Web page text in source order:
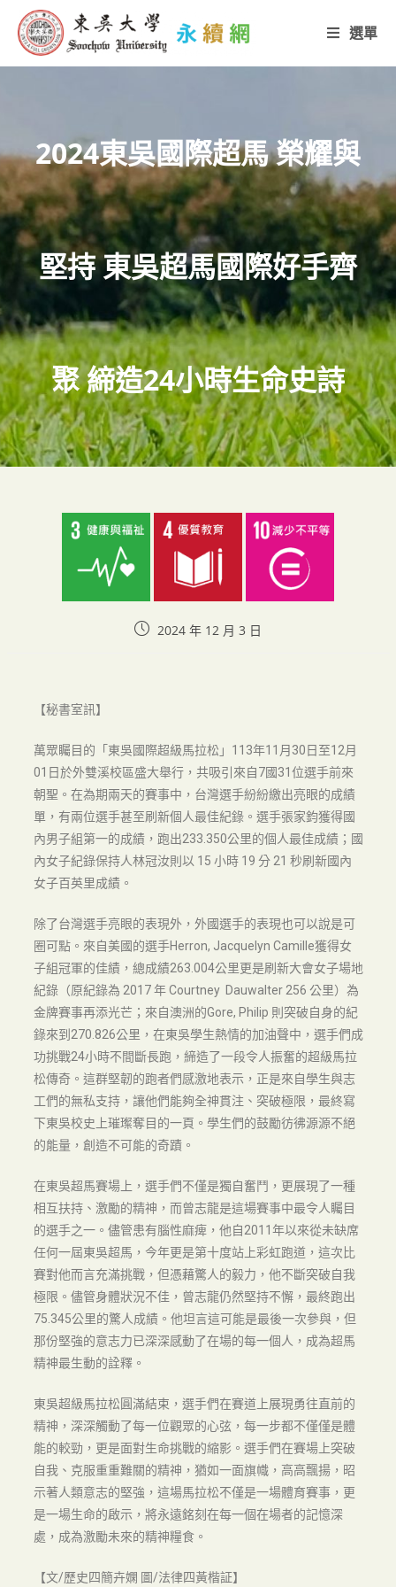
選單
2024東吳國際超馬 榮耀與
堅持 東吳超馬國際好手齊
聚 締造24小時生命史詩
2024 年 12 月 3 日
【秘書室訊】
萬眾矚目的「東吳國際超級馬拉松」113年11月30日至12月
01日於外雙溪校區盛大舉行，共吸引來自7國31位選手前來
朝聖。在為期兩天的賽事中，台灣選手紛紛繳出亮眼的成績
單，有兩位選手甚至刷新個人最佳紀錄。選手張家鈞獲得國
內男子組第一的成績，跑出233.350公里的個人最佳成績；國
內女子紀錄保持人林冠汝則以 15 小時 19 分 21 秒刷新國內
女子百英里成績。
除了台灣選手亮眼的表現外，外國選手的表現也可以說是可
圈可點。來自美國的選手Herron, Jacquelyn Camille獲得女
子組冠軍的佳績，總成績263.004公里更是刷新大會女子場地
紀錄（原紀錄為 2017 年 Courtney Dauwalter 256 公里）為
金牌賽事再添光芒；來自澳洲的Gore, Philip 則突破自身的紀
錄來到270.826公里，在東吳學生熱情的加油聲中，選手們成
功挑戰24小時不間斷長跑，締造了一段令人振奮的超級馬拉
松傳奇。這群堅韌的跑者們感激地表示，正是來自學生與志
工們的無私支持，讓他們能夠全神貫注、突破極限，最終寫
下東吳校史上璀璨奪目的一頁。學生們的鼓勵彷彿源源不絕
的能量，創造不可能的奇蹟。
在東吳超馬賽場上，選手們不僅是獨自奮鬥，更展現了一種
相互扶持、激勵的精神，而曾志龍是這場賽事中最令人矚目
的選手之一。儘管患有腦性麻痺，他自2011年以來從未缺席
任何一屆東吳超馬，今年更是第十度站上彩虹跑道，這次比
賽對他而言充滿挑戰，但憑藉驚人的毅力，他不斷突破自我
極限。儘管身體狀況不佳，曾志龍仍然堅持不懈，最終跑出
75.345公里的驚人成績。他坦言這可能是最後一次參與，但
那份堅強的意志力已深深感動了在場的每一個人，成為超馬
精神最生動的詮釋。
東吳超級馬拉松圓滿結束，選手們在賽道上展現勇往直前的
精神，深深觸動了每一位觀眾的心弦，每一步都不僅僅是體
能的較勁，更是面對生命挑戰的縮影。選手們在賽場上突破
自我、克服重重難關的精神，猶如一面旗幟，高高飄揚，昭
示著人類意志的堅強，這場馬拉松不僅是一場體育賽事，更
是一場生命的啟示，將永遠銘刻在每一個在場者的記憶深
處，成為激勵未來的精神糧食。
【文/歷史四簡卉嫻 圖/法律四黃楷証】